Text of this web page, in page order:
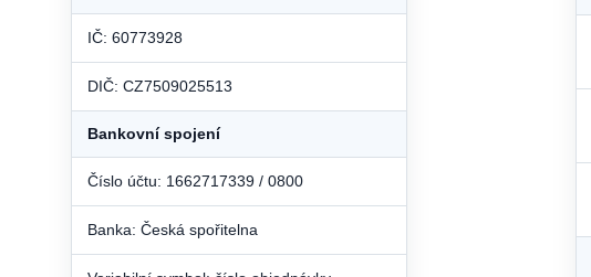
IČ: 60773928
DIČ: CZ7509025513
Bankovní spojení
Číslo účtu: 1662717339 / 0800
Banka: Česká spořitelna